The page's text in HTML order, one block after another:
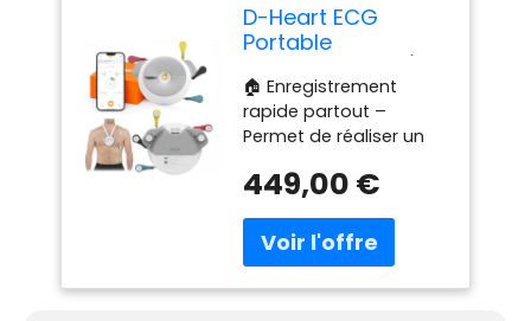
D-Heart ECG
Portable
Dérivations | 60
Électrodes Incluses
| Calcul PR, QRS |
PDF Partageable |
Compatible iOS &
Android | Dispositif
Médical pour
Patients et
Professionnels
🏠 Enregistrement
rapide partout –
Permet de réaliser un
quelques minutes.
présence de
symptômes
cardiaques tels que
449,00 €